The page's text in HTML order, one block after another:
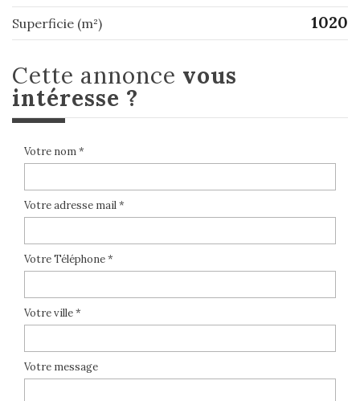
Superficie (m²) 1020
cette annonce vous
intéresse ?
Votre nom *
Votre adresse mail *
Votre Téléphone *
Votre ville *
Votre message